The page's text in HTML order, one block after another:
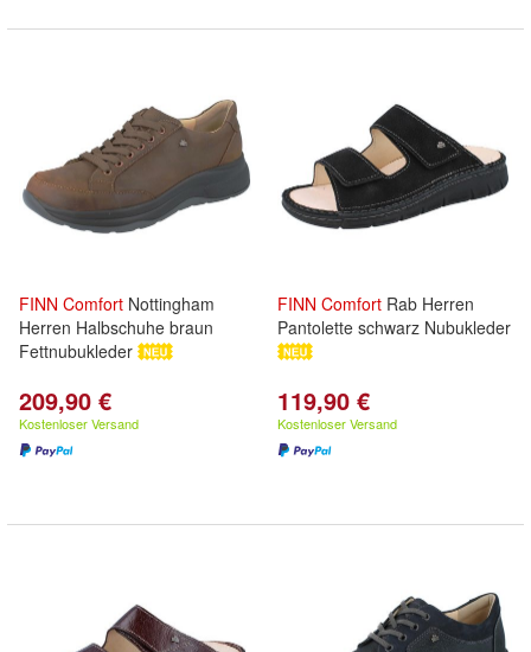
FINN Comfort Nottingham
Herren Halbschuhe braun
Fettnubukleder
209,90 €
Kostenloser Versand
FINN Comfort Rab Herren
Pantolette schwarz Nubukleder
119,90 €
Kostenloser Versand